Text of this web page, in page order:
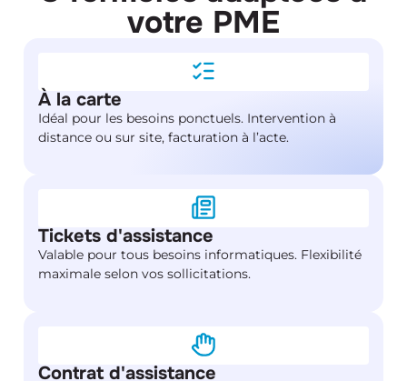
votre PME
À la carte
Idéal pour les besoins ponctuels. Intervention à
distance ou sur site, facturation à l’acte.
Tickets d'assistance
Valable pour tous besoins informatiques. Flexibilité
maximale selon vos sollicitations.
Contrat d'assistance